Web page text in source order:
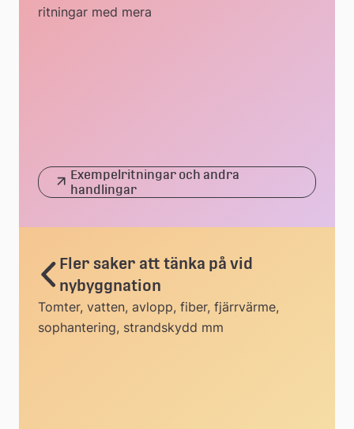
ritningar med mera
Exempelritningar och andra
handlingar
Fler saker att tänka på vid
nybyggnation
Tomter, vatten, avlopp, fiber, fjärrvärme,
sophantering, strandskydd mm